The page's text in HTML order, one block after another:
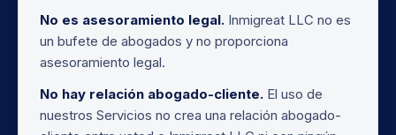
No es asesoramiento legal. Inmigreat LLC no es
un bufete de abogados y no proporciona
asesoramiento legal.
No hay relación abogado-cliente. El uso de
nuestros Servicios no crea una relación abogado-